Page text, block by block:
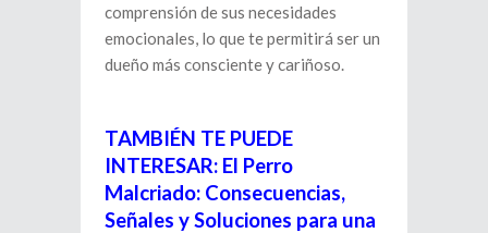
comprensión de sus necesidades
emocionales, lo que te permitirá ser un
dueño más consciente y cariñoso.
TAMBIÉN TE PUEDE
INTERESAR: El Perro
Malcriado: Consecuencias,
Señales y Soluciones para una